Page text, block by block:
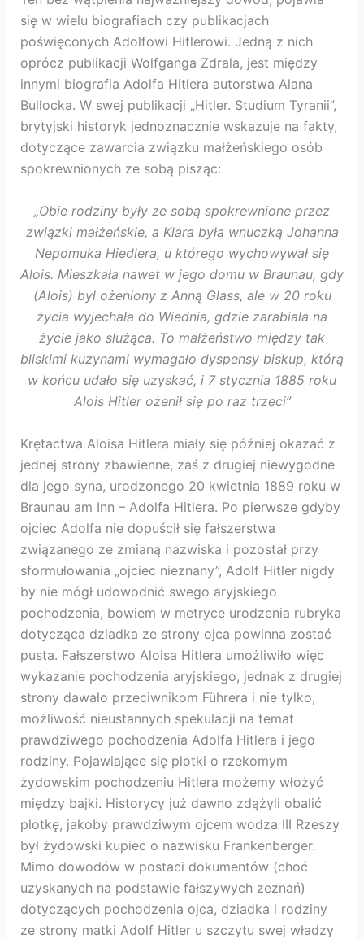
się w wielu biografiach czy publikacjach
poświęconych Adolfowi Hitlerowi. Jedną z nich
oprócz publikacji Wolfganga Zdrala, jest między
innymi biografia Adolfa Hitlera autorstwa Alana
Bullocka. W swej publikacji „Hitler. Studium Tyranii”,
brytyjski historyk jednoznacznie wskazuje na fakty,
dotyczące zawarcia związku małżeńskiego osób
spokrewnionych ze sobą pisząc:
„Obie rodziny były ze sobą spokrewnione przez
związki małżeńskie, a Klara była wnuczką Johanna
Nepomuka Hiedlera, u którego wychowywał się
Alois. Mieszkała nawet w jego domu w Braunau, gdy
(Alois) był ożeniony z Anną Glass, ale w 20 roku
życia wyjechała do Wiednia, gdzie zarabiała na
życie jako służąca. To małżeństwo między tak
bliskimi kuzynami wymagało dyspensy biskup, którą
w końcu udało się uzyskać, i 7 stycznia 1885 roku
Alois Hitler ożenił się po raz trzeci”
Krętactwa Aloisa Hitlera miały się później okazać z
jednej strony zbawienne, zaś z drugiej niewygodne
dla jego syna, urodzonego 20 kwietnia 1889 roku w
Braunau am Inn – Adolfa Hitlera. Po pierwsze gdyby
ojciec Adolfa nie dopuścił się fałszerstwa
związanego ze zmianą nazwiska i pozostał przy
sformułowania „ojciec nieznany”, Adolf Hitler nigdy
by nie mógł udowodnić swego aryjskiego
pochodzenia, bowiem w metryce urodzenia rubryka
dotycząca dziadka ze strony ojca powinna zostać
pusta. Fałszerstwo Aloisa Hitlera umożliwiło więc
wykazanie pochodzenia aryjskiego, jednak z drugiej
strony dawało przeciwnikom Führera i nie tylko,
możliwość nieustannych spekulacji na temat
prawdziwego pochodzenia Adolfa Hitlera i jego
rodziny. Pojawiające się plotki o rzekomym
żydowskim pochodzeniu Hitlera możemy włożyć
między bajki. Historycy już dawno zdążyli obalić
plotkę, jakoby prawdziwym ojcem wodza III Rzeszy
był żydowski kupiec o nazwisku Frankenberger.
Mimo dowodów w postaci dokumentów (choć
uzyskanych na podstawie fałszywych zeznań)
dotyczących pochodzenia ojca, dziadka i rodziny
ze strony matki Adolf Hitler u szczytu swej władzy